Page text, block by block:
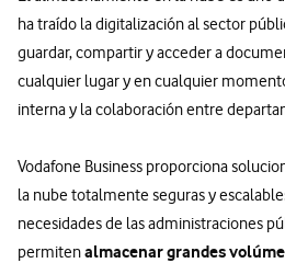
ha traído la digitalización al sector
guardar, compartir y acceder a
cualquier lugar y en cualquier
interna y la colaboración entre
Vodafone Business proporciona
la nube totalmente seguras y
necesidades de las administraciones
permitenalmacenar grandes